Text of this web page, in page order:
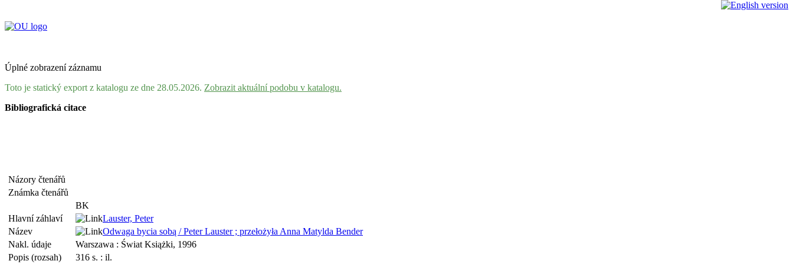
Úplné zobrazení záznamu
Toto je statický export z katalogu ze dne 28.05.2026. Zobrazit aktuální podobu v katalogu.
Bibliografická citace
Názory čtenářů
Známka čtenářů
BK
Hlavní záhlaví
Lauster, Peter
Název
Odwaga bycia sobą / Peter Lauster ; przełożyła Anna Matylda Bender
Nakl. údaje
Warszawa : Świat Książki, 1996
Popis (rozsah)
316 s. : il.